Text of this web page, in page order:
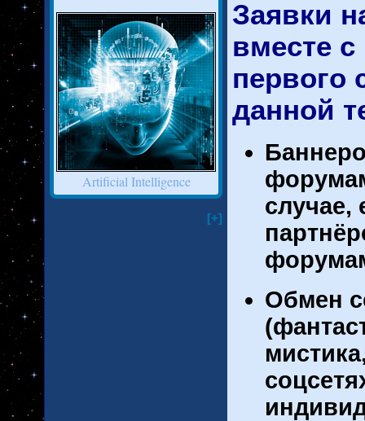
Artificial Intelligence
[+]
Заявки
вместе
первого
данной
случае,
Обмен